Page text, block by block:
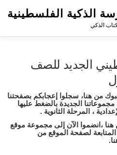
الذكية الفلسطينية
الذكي
الجديد للصف
من هنا، سجلوا إعجابكم بصفحتنا
الجديدة بالضغط عليها
، المرحلة الثانوية .
، انضموا الآن إلى مجموعة موقع
المتابعة لصفحة الموقع من
.